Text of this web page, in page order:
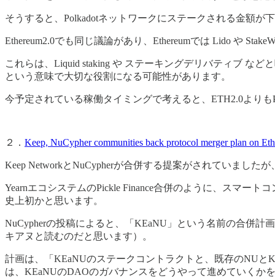
そうすると、Polkadotネットワークにステークされる金額が
Ethereum2.0でも同じ議論があり、Ethereumでは Lido や
これらは、Liquid staking や ステーキングデリバティブ な
という意味で大切な役割になる可能性があります。
今予定されている稼働タイミングで考えると、ETH2.0より
２． Keep, NuCypher communities back protocol merger plan on
Keep NetworkとNuCypherが合併する提案がされていました
YearnエコシステムのPickle Finance合併のように、スマー
史上初かと思います。
NuCypherの投稿によると、「KEaNU」という名前の合併計
キアヌと読むのだと思います）。
計画は、「KEaNUのステークコントラクトと、既存のNU
は、KEaNUのDAOのガバナンスをどうやって進めていくか